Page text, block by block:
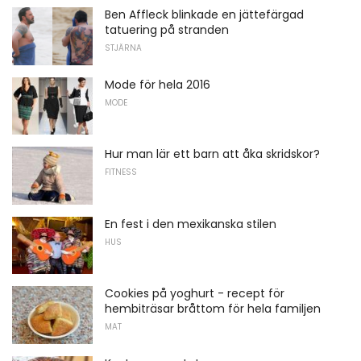
Ben Affleck blinkade en jättefärgad
tatuering på stranden
STJÄRNA
Mode för hela 2016
MODE
Hur man lär ett barn att åka skridskor?
FITNESS
En fest i den mexikanska stilen
HUS
Cookies på yoghurt - recept för
hembiträsar bråttom för hela familjen
MAT